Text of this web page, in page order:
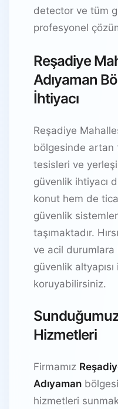
detector ve tüm
profesyonel
Reşadiye
Adıyaman
İhtiyacı
Reşadiye
bölgesinde artan
tesisleri ve
güvenlik ihtiyacı
konut hem de
güvenlik
taşımaktadır.
ve acil durumlara
güvenlik
koruyabilirsiniz.
Hizmetleri
Firmamız
Adıyaman
hizmetleri